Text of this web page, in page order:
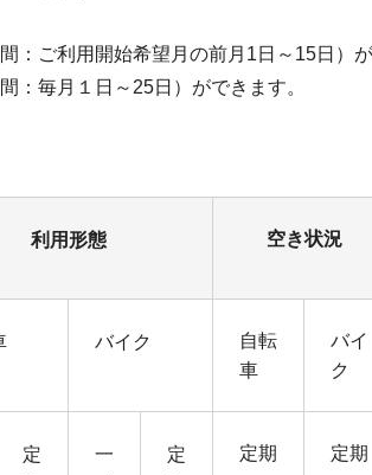
：ご利用開始希望月の前月1日～15日）が
：毎月１日～25日）ができます。
利用形態 空き状況
バイク
自転
車
バイ
ク
定
一
定
定期 定期